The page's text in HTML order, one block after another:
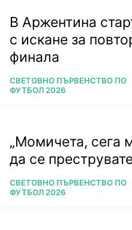
В Аржентина
с искане за
финала
ПОВЕЧЕ ОТ
СВЕТОВНО ПЪРВЕНСТВО ПО
ФУТБОЛ 2026
„Момичета, сега
да се
ПОВЕЧЕ ОТ
СВЕТОВНО ПЪРВЕНСТВО ПО
ФУТБОЛ 2026